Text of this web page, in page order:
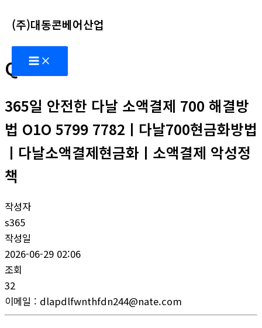
텐
츠
로
건
뛰
기
(주)대동콘베어산업
Main
Menu
Q&A
365일 안전한 다날 소액결제 700 해결방
법 O1O 5799 7782ㅣ다날700현금화방법
ㅣ다날소액결제현금화ㅣ소액결제 악성정
책
작성자
s365
작성일
2026-06-29 02:06
조회
32
이메일 : dlapdlfwnthfdn244@nate.com